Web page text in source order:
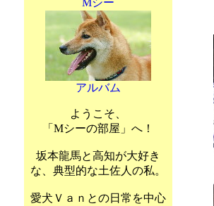
Mシー
アルバム
ようこそ、
「Mシーの部屋」へ！
坂本龍馬と高知が大好き
な、典型的な土佐人の私。
愛犬Ｖａｎとの日常を中心